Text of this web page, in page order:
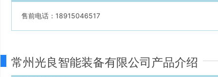
售前电话：18915046517
常州光良智能装备有限公司产品介绍